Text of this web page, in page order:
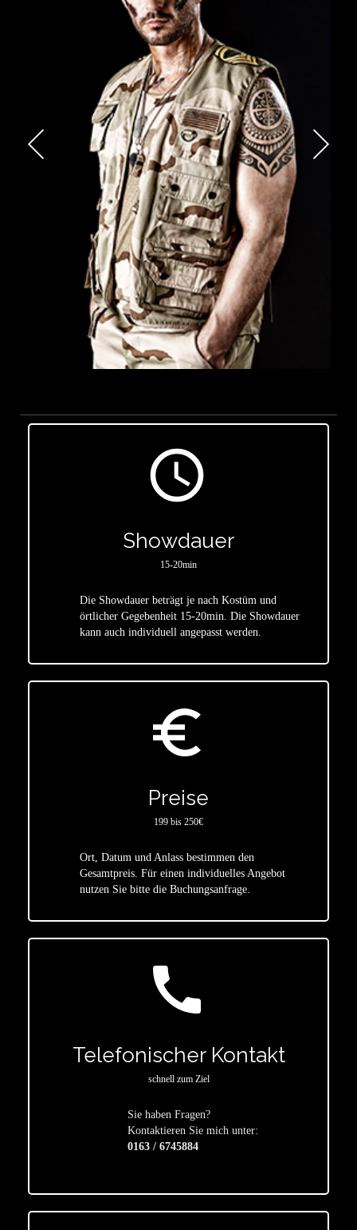
access_time
Showdauer
15-20min
Die Showdauer beträgt je nach Kostüm und
örtlicher Gegebenheit 15-20min. Die Showdauer
kann auch individuell angepasst werden.
euro_symbol
Preise
199 bis 250€
Ort, Datum und Anlass bestimmen den
Gesamtpreis. Für einen individuelles Angebot
nutzen Sie bitte die Buchungsanfrage.
call
Telefonischer Kontakt
schnell zum Ziel
Sie haben Fragen?
Kontaktieren Sie mich unter:
0163 / 6745884